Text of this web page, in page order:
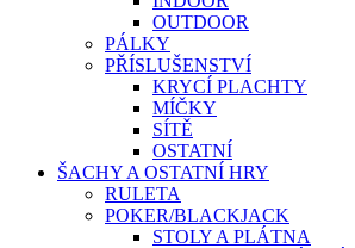
OUTDOOR
PÁLKY
PŘÍSLUŠENSTVÍ
KRYCÍ PLACHTY
MÍČKY
SÍTĚ
OSTATNÍ
ŠACHY A OSTATNÍ HRY
RULETA
POKER/BLACKJACK
STOLY A PLÁTNA